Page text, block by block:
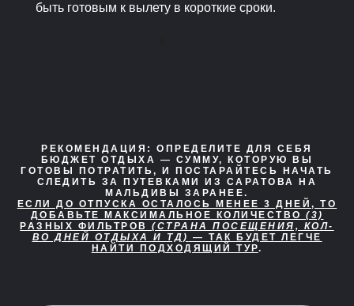
быть готовым к вылету в короткие сроки.
РЕКОМЕНДАЦИЯ:
ОПРЕДЕЛИТЕ ДЛЯ СЕБЯ
БЮДЖЕТ ОТДЫХА — СУММУ, КОТОРУЮ ВЫ
ГОТОВЫ ПОТРАТИТЬ, И ПОСТАРАЙТЕСЬ НАЧАТЬ
СЛЕДИТЬ ЗА ПУТЕВКАМИ ИЗ САРАТОВА НА
МАЛЬДИВЫ ЗАРАНЕЕ.
ЕСЛИ ДО ОТПУСКА ОСТАЛОСЬ МЕНЕЕ 3 ДНЕЙ, ТО
ДОБАВЬТЕ МАКСИМАЛЬНОЕ КОЛИЧЕСТВО (3)
РАЗНЫХ ФИЛЬТРОВ(СТРАНА ПОСЕЩЕНИЯ, КОЛ-
ВО ДНЕЙ ОТДЫХА И ТД) — ТАК БУДЕТ ЛЕГЧЕ
НАЙТИ ПОДХОДЯЩИЙ ТУР.